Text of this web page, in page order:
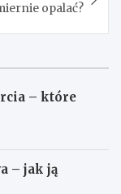
opalać?
– które
– jak ją